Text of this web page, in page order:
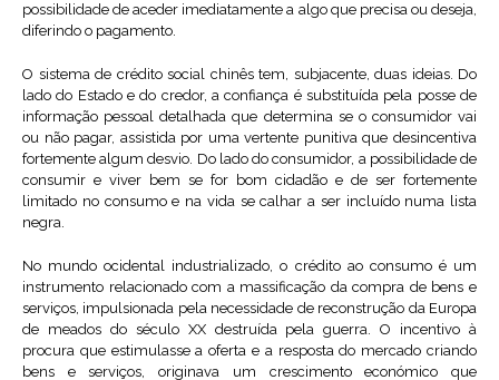
possibilidade de aceder imediatamente a algo que precisa ou deseja,
diferindo o pagamento.
O sistema de crédito social chinês tem, subjacente, duas ideias. Do
lado do Estado e do credor, a confiança é substituída pela posse de
informação pessoal detalhada que determina se o consumidor vai
ou não pagar, assistida por uma vertente punitiva que desincentiva
fortemente algum desvio. Do lado do consumidor, a possibilidade de
consumir e viver bem se for bom cidadão e de ser fortemente
limitado no consumo e na vida se calhar a ser incluído numa lista
negra.
No mundo ocidental industrializado, o crédito ao consumo é um
instrumento relacionado com a massificação da compra de bens e
serviços, impulsionada pela necessidade de reconstrução da Europa
de meados do século XX destruída pela guerra. O incentivo à
procura que estimulasse a oferta e a resposta do mercado criando
bens e serviços, originava um crescimento económico que